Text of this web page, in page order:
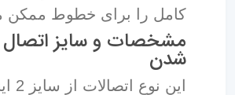
کامل را برای خطوط ممکن
مشخصات و سایز اتصال
شدن